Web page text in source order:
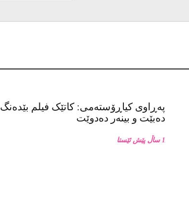
پەڕاوی کیاڕۆستەمی: کاتێک فیلم بێدەنگ
دەبێت و بینەر دەدوێت
1 ساڵ پێش ئێستا